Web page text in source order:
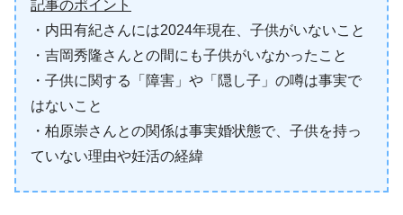
記事のポイント
・内田有紀さんには2024年現在、子供がいないこと
・吉岡秀隆さんとの間にも子供がいなかったこと
・子供に関する「障害」や「隠し子」の噂は事実で
はないこと
・柏原崇さんとの関係は事実婚状態で、子供を持っ
ていない理由や妊活の経緯